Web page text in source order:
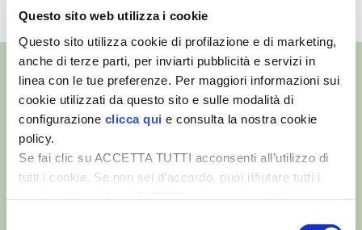
Questo sito web utilizza i cookie
Questo sito utilizza cookie di profilazione e di marketing,
anche di terze parti, per inviarti pubblicità e servizi in
linea con le tue preferenze. Per maggiori informazioni sui
cookie utilizzati da questo sito e sulle modalità di
configurazione clicca qui e consulta la nostra cookie
policy.
Se fai clic su ACCETTA TUTTI acconsenti all’utilizzo di
tutti i cookie. Se non sei d’accordo, puoi rifiutare tutti i
VERONESI
RIMANI A CONTATTO CON LA NATURA
CRESCERE INSIEME
ARCHMAN
VITA IN CAMPAGNA LA FIERA
TUTTI I VIDEO
- Tutti i diritti riservati
via Bencivenga-Biondani, 16
37133 Verona - Italia